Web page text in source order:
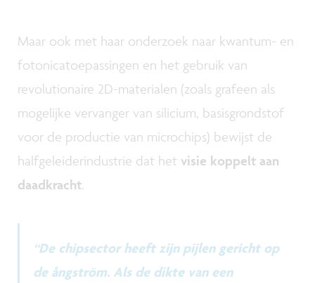
Maar ook met haar onderzoek naar kwantum- en
fotonicatoepassingen en het gebruik van
revolutionaire 2D-materialen (zoals grafeen als
mogelijke vervanger van silicium, basisgrondstof
voor de productie van microchips) bewijst de
halfgeleiderindustrie dat het visie koppelt aan
daadkracht.
“De chipsector heeft zijn pijlen gericht op
de ångström. Als de dikte van een